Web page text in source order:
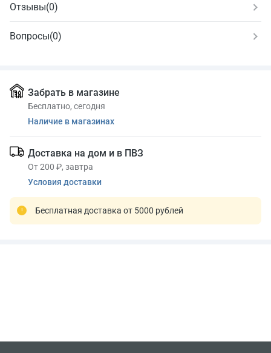
Отзывы(0)
Вопросы(0)
Забрать в магазине
Бесплатно, сегодня
Наличие в магазинах
Доставка на дом и в ПВЗ
От 200 ₽, завтра
Условия доставки
Бесплатная доставка от 5000 рублей